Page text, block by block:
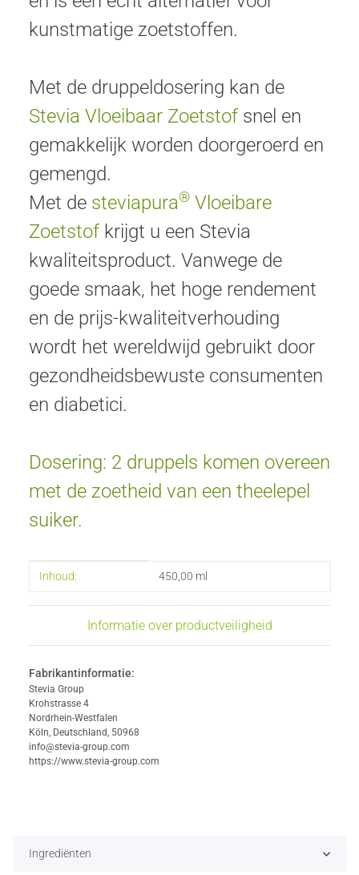
kunstmatige zoetstoffen.
Met de druppeldosering kan de
Stevia Vloeibaar Zoetstof snel en
gemakkelijk worden doorgeroerd en
gemengd.
Met de steviapura® Vloeibare
Zoetstof krijgt u een Stevia
kwaliteitsproduct. Vanwege de
goede smaak, het hoge rendement
en de prijs-kwaliteitverhouding
wordt het wereldwijd gebruikt door
gezondheidsbewuste consumenten
en diabetici.
Dosering: 2 druppels komen overeen
met de zoetheid van een theelepel
suiker.
#productDetails.itemInformation#
#productDetails.itemValue#
Inhoud: 450,00 ml
Informatie over productveiligheid
Fabrikantinformatie:
Stevia Group
Krohstrasse 4
Nordrhein-Westfalen
Köln, Deutschland, 50968
info@stevia-group.com
https://www.stevia-group.com
Ingrediënten